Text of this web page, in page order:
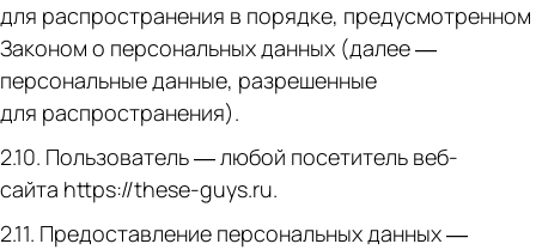
для распространения в порядке, предусмотренном
Законом о персональных данных (далее —
персональные данные, разрешенные
для распространения).
2.10. Пользователь — любой посетитель веб-
сайта https://these-guys.ru.
2.11. Предоставление персональных данных —